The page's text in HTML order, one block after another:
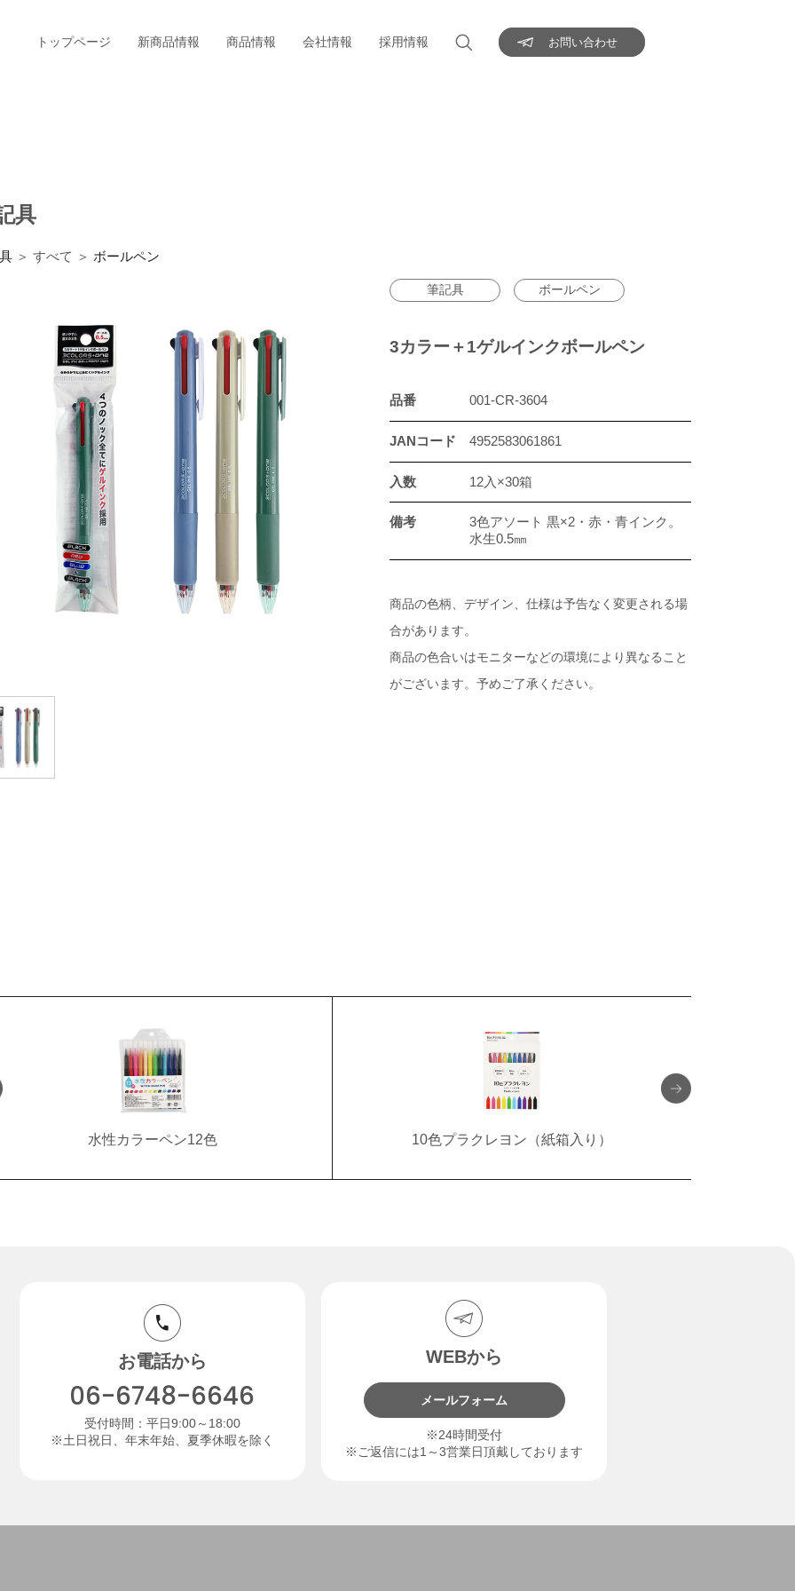
トップページ 新商品情報 商品情報 会社情報 採用情報 お問い合わせ
具
＞ すべて ＞ ボールペン
筆記具 ボールペン
3カラー＋1ゲルインクボールペン
品番 001-CR-3604
JANコード 4952583061861
入数 12入×30箱
備考
3色アソート 黒×2・赤・青インク。
水生0.5㎜
商品の色柄、デザイン、仕様は予告なく変更される場
合があります。
商品の色合いはモニターなどの環境により異なること
がございます。予めご了承ください。
水性カラーペン12色 10色プラクレヨン（紙箱入り）
お電話から
06-6748-6646
受付時間：平日9:00～18:00
※土日祝日、年末年始、夏季休暇を除く
WEBから
メールフォーム
※24時間受付
※ご返信には1～3営業日頂戴しております